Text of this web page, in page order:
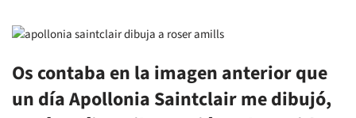
Os contaba en la imagen anterior que
un día Apollonia Saintclair me dibujó,